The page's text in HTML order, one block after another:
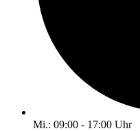
Mi.: 09:00 - 17:00 Uhr